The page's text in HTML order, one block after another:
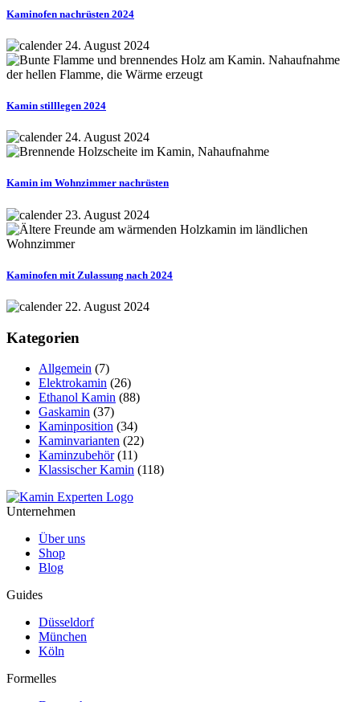
Kaminofen nachrüsten 2024
24. August 2024
Kamin stilllegen 2024
24. August 2024
Kamin im Wohnzimmer nachrüsten
23. August 2024
Kaminofen mit Zulassung nach 2024
22. August 2024
Kategorien
Allgemein (7)
Elektrokamin (26)
Ethanol Kamin (88)
Gaskamin (37)
Kaminposition (34)
Kaminvarianten (22)
Kaminzubehör(11)
Klassischer Kamin (118)
Unternehmen
Über uns
Shop
Blog
Guides
Düsseldorf
München
Köln
Formelles